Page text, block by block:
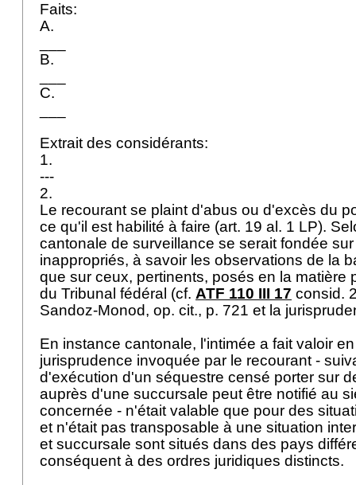
Faits:
A.
B.
C.
Extrait des considérants:
1.
---
2.
Le recourant se plaint d'abus ou d'excès du
ce qu'il est habilité à faire (art. 19 al. 1 LP).
cantonale de surveillance se serait fondée
inappropriés, à savoir les observations de la
que sur ceux, pertinents, posés en la matière
du Tribunal fédéral (cf. ATF 110 III 17 consid.
Sandoz-Monod, op. cit., p. 721 et la
En instance cantonale, l'intimée a fait valoir
jurisprudence invoquée par le recourant -
d'exécution d'un séquestre censé porter sur
auprès d'une succursale peut être notifié au
concernée - n'était valable que pour des
et n'était pas transposable à une situation
et succursale sont situés dans des pays
conséquent à des ordres juridiques distincts.